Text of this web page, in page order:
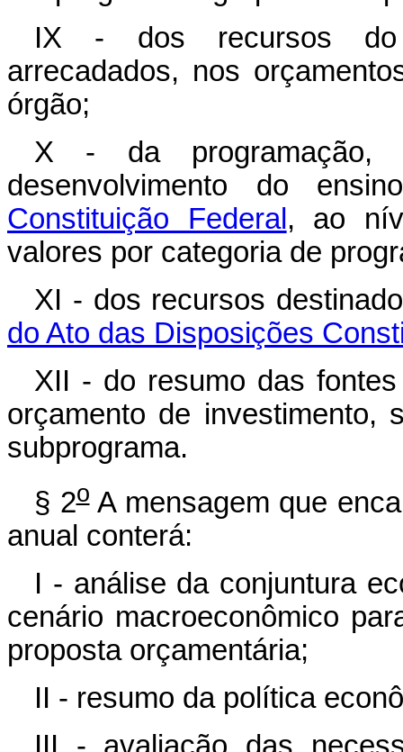
IX - dos recursos do
arrecadados, nos
órgão;
X - da programação,
desenvolvimento do
Constituição Federal , ao
valores por categoria de
XI - dos recursos
do Ato das Disposições
XII - do resumo das
orçamento de investimento,
subprograma.
§ 2oA mensagem que
anual conterá:
I - análise da conjuntura
cenário macroeconômico
proposta orçamentária;
II - resumo da política
III - avaliação das